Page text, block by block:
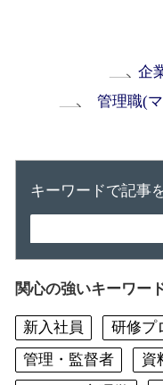
企
管理職(
キーワードで記事
関心の強いキーワー
新入社員 研修プ
管理・監督者
資